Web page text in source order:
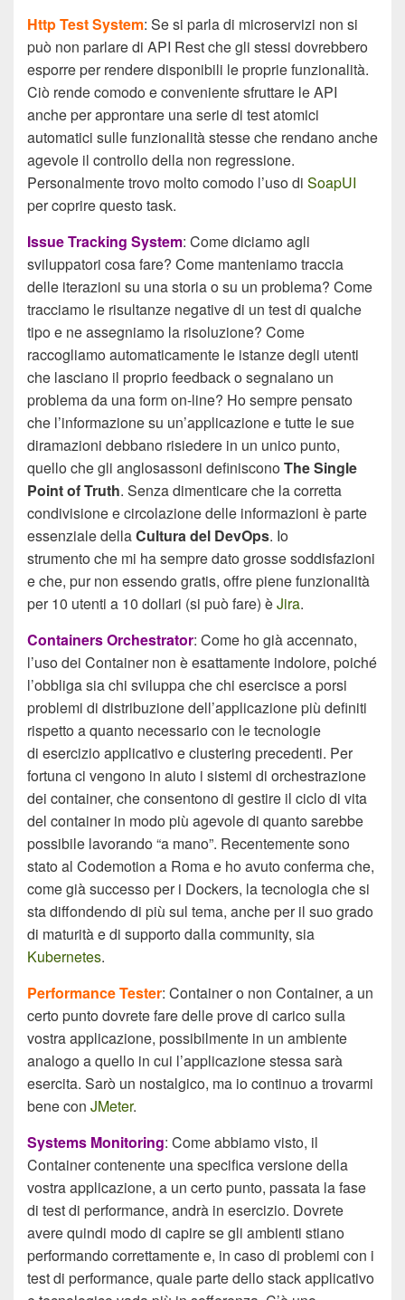
Http Test System: Se si parla di microservizi non si
può non parlare di API Rest che gli stessi dovrebbero
esporre per rendere disponibili le proprie funzionalità.
Ciò rende comodo e conveniente sfruttare le API
anche per approntare una serie di test atomici
automatici sulle funzionalità stesse che rendano anche
agevole il controllo della non regressione.
Personalmente trovo molto comodo l’uso di SoapUI
per coprire questo task.
Issue Tracking System: Come diciamo agli
sviluppatori cosa fare? Come manteniamo traccia
delle iterazioni su una storia o su un problema? Come
tracciamo le risultanze negative di un test di qualche
tipo e ne assegniamo la risoluzione? Come
raccogliamo automaticamente le istanze degli utenti
che lasciano il proprio feedback o segnalano un
problema da una form on-line? Ho sempre pensato
che l’informazione su un’applicazione e tutte le sue
diramazioni debbano risiedere in un unico punto,
quello che gli anglosassoni definisconoThe Single
Point of Truth. Senza dimenticare che la corretta
condivisione e circolazione delle informazioni è parte
essenziale dellaCultura del DevOps. Io
strumento che mi ha sempre dato grosse soddisfazioni
e che, pur non essendo gratis, offre piene funzionalità
per 10 utenti a 10 dollari (si può fare) èJira.
Containers Orchestrator: Come ho già accennato,
l’uso dei Container non è esattamente indolore, poiché
l’obbliga sia chi sviluppa che chi esercisce a porsi
problemi di distribuzione dell’applicazione più definiti
rispetto a quanto necessario con le tecnologie
di esercizio applicativo e clustering precedenti. Per
fortuna ci vengono in aiuto i sistemi di orchestrazione
dei container, che consentono di gestire il ciclo di vita
del container in modo più agevole di quanto sarebbe
possibile lavorando “a mano”. Recentemente sono
stato al Codemotion a Roma e ho avuto conferma che,
come già successo per i Dockers, la tecnologia che si
sta diffondendo di più sul tema, anche per il suo grado
di maturità e di supporto dalla community, sia
Kubernetes.
Performance Tester: Container o non Container, a un
certo punto dovrete fare delle prove di carico sulla
vostra applicazione, possibilmente in un ambiente
analogo a quello in cui l’applicazione stessa sarà
esercita. Sarò un nostalgico, ma io continuo a trovarmi
bene con JMeter.
Systems Monitoring: Come abbiamo visto, il
Container contenente una specifica versione della
vostra applicazione, a un certo punto, passata la fase
di test di performance, andrà in esercizio. Dovrete
avere quindi modo di capire se gli ambienti stiano
performando correttamente e, in caso di problemi con i
test di performance, quale parte dello stack applicativo